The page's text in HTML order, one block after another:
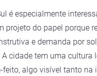
é especialmente
projeto do papel porque
e demanda por
cidade tem uma cultura
feito, algo visível tanto na